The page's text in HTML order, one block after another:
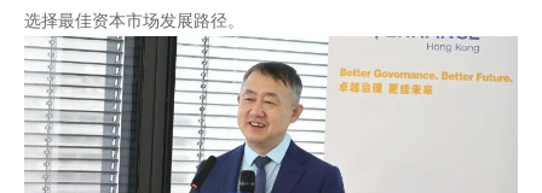
选择最佳资本市场发展路径。